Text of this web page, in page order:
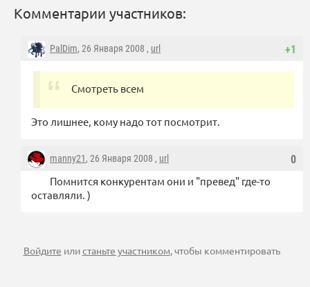
Комментарии участников:
+1
PalDim, 26 Января 2008 , url
Смотреть всем
Это лишнее, кому надо тот посмотрит.
0
manny21, 26 Января 2008 , url
Помнится конкурентам они и "превед" где-то
оставляли. )
Войдите илистаньте участником, чтобы комментировать